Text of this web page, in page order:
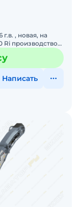
, новая, на
Ri производство
НДС. Возмож
Написать